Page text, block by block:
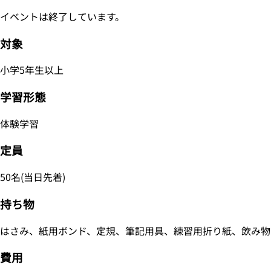
イベントは終了しています。
対象
小学5年生以上
学習形態
体験学習
定員
50名(当日先着)
持ち物
はさみ、紙用ボンド、定規、筆記用具、練習用折り紙、飲み物
費用